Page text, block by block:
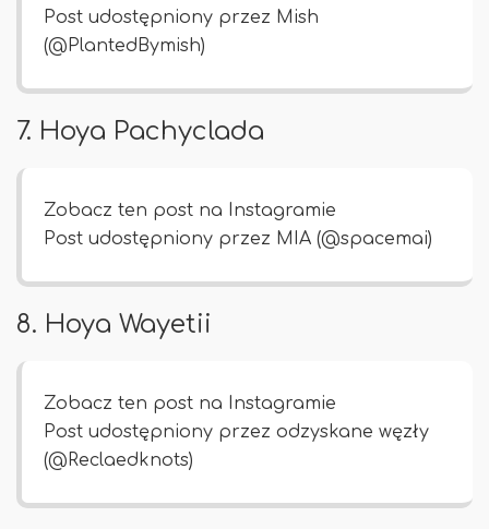
Post udostępniony przez Mish
(@PlantedBymish)
7. Hoya Pachyclada
Zobacz ten post na Instagramie
Post udostępniony przez MIA (@spacemai)
8. Hoya Wayetii
Zobacz ten post na Instagramie
Post udostępniony przez odzyskane węzły
(@Reclaedknots)